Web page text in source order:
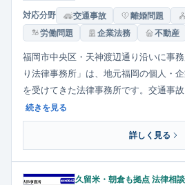
対応分野 交通事故 離婚問題
労働問題
企業法務 不動産
福岡市中央区・天神渡辺通り沿いに事
り法律事務所」は、地元福岡の個人・
を受けてきた法律事務所です。交通事
働問題、借金整理など幅広い分野に対
解決に向けて全力を尽くす姿勢を大切
良く、気軽に相談しやすい環境が特徴で
続きを見る
詳しく見る
久留米・朝倉も拠点 法律相